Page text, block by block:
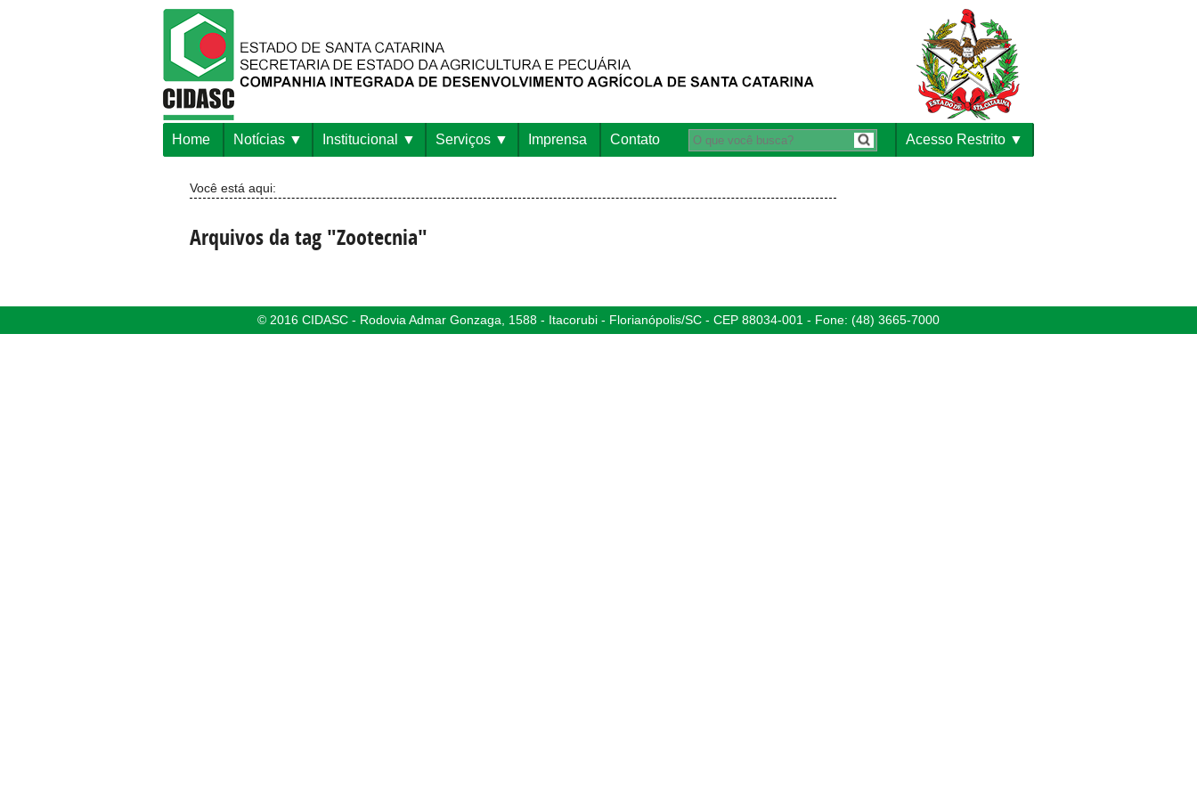
Home Notícias Institucional Serviços Imprensa Contato Acesso Restrito
Você está aqui:
Arquivos da tag "Zootecnia"
© 2016 CIDASC - Rodovia Admar Gonzaga, 1588 - Itacorubi - Florianópolis/SC - CEP 88034-001 - Fone: (48) 3665-7000